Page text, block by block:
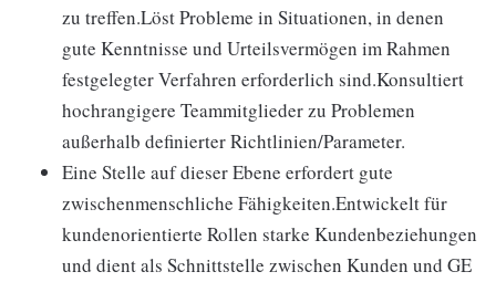
zu treffen.Löst Probleme in Situationen, in denen
gute Kenntnisse und Urteilsvermögen im Rahmen
festgelegter Verfahren erforderlich sind.Konsultiert
hochrangigere Teammitglieder zu Problemen
außerhalb definierter Richtlinien/Parameter.
Eine Stelle auf dieser Ebene erfordert gute
zwischenmenschliche Fähigkeiten.Entwickelt für
kundenorientierte Rollen starke Kundenbeziehungen
und dient als Schnittstelle zwischen Kunden und GE